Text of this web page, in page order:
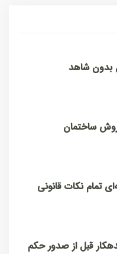
بدون شاهد
ساختمان
تمام نکات قانونی
قبل از صدور حکم